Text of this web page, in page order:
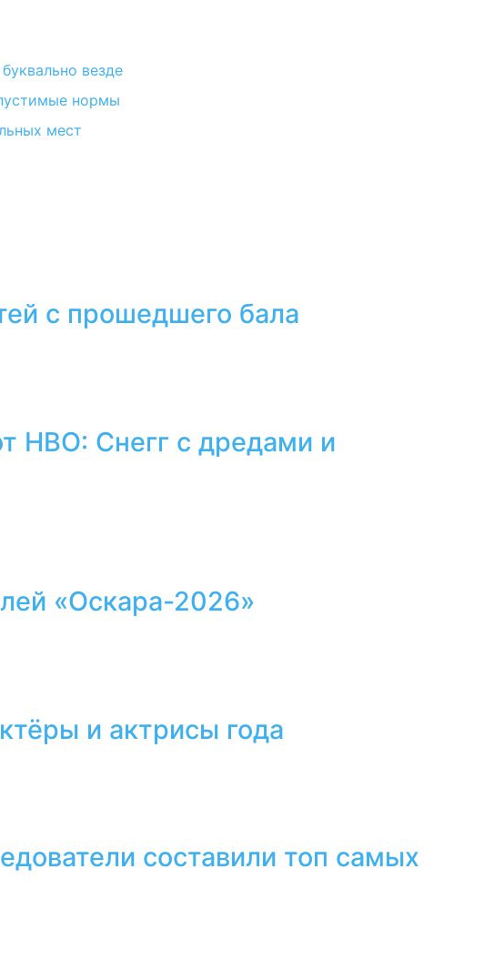
везде
нормы
мест
с прошедшего бала
HBO: Снегг с дредами и
«Оскара-2026»
и актрисы года
составили топ самых